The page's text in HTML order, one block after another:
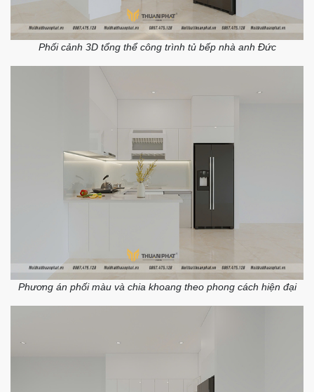
Phối cảnh 3D tổng thể công trình tủ bếp nhà anh Đức
Phương án phối màu và chia khoang theo phong cách hiện đại